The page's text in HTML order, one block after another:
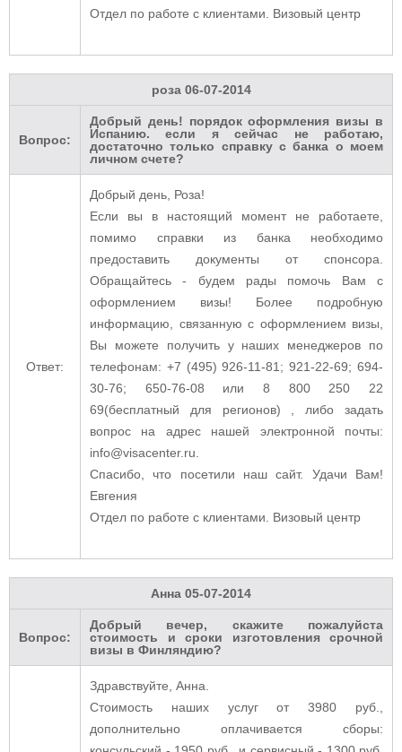
Отдел по работе с клиентами. Визовый центр
роза 06-07-2014
Вопрос:
Добрый день! порядок оформления визы в
Испанию. если я сейчас не работаю,
достаточно только справку с банка о моем
личном счете?
Ответ:
Добрый день, Роза!
Если вы в настоящий момент не работаете,
помимо справки из банка необходимо
предоставить документы от спонсора.
Обращайтесь - будем рады помочь Вам с
оформлением визы! Более подробную
информацию, связанную с оформлением визы,
Вы можете получить у наших менеджеров по
телефонам: +7 (495) 926-11-81; 921-22-69; 694-
30-76; 650-76-08 или 8 800 250 22
69(бесплатный для регионов) , либо задать
вопрос на адрес нашей электронной почты:
info@visacenter.ru.
Спасибо, что посетили наш сайт. Удачи Вам!
Евгения
Отдел по работе с клиентами. Визовый центр
Анна 05-07-2014
Вопрос:
Добрый вечер, скажите пожалуйста
стоимость и сроки изготовления срочной
визы в Финляндию?
Здравствуйте, Анна.
Стоимость наших услуг от 3980 руб.,
дополнительно оплачивается сборы: